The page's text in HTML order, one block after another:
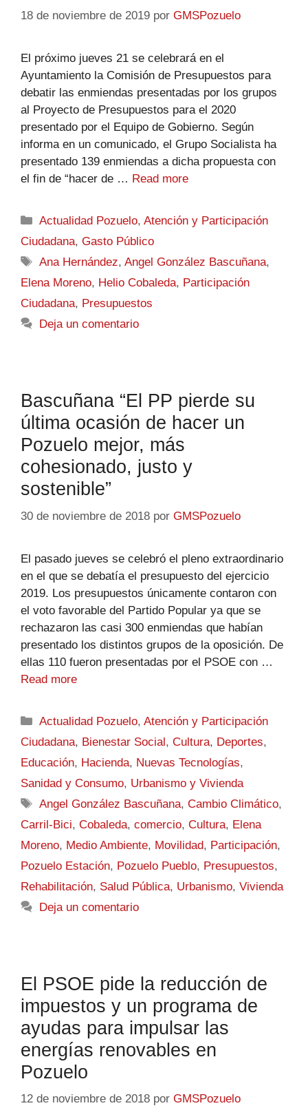
18 de noviembre de 2019 por GMSPozuelo
El próximo jueves 21 se celebrará en el
Ayuntamiento la Comisión de Presupuestos para
debatir las enmiendas presentadas por los grupos
al Proyecto de Presupuestos para el 2020
presentado por el Equipo de Gobierno. Según
informa en un comunicado, el Grupo Socialista ha
presentado 139 enmiendas a dicha propuesta con
el fin de “hacer de … Read more
Actualidad Pozuelo,Atención y Participación
Ciudadana, Gasto Público
Ana Hernández,Angel González Bascuñana,
Elena Moreno, Helio Cobaleda, Participación
Ciudadana, Presupuestos
Deja un comentario
Bascuñana “El PP pierde su
última ocasión de hacer un
Pozuelo mejor, más
cohesionado, justo y
sostenible”
30 de noviembre de 2018 por GMSPozuelo
El pasado jueves se celebró el pleno extraordinario
en el que se debatía el presupuesto del ejercicio
2019. Los presupuestos únicamente contaron con
el voto favorable del Partido Popular ya que se
rechazaron las casi 300 enmiendas que habían
presentado los distintos grupos de la oposición. De
ellas 110 fueron presentadas por el PSOE con …
Read more
Actualidad Pozuelo,Atención y Participación
Ciudadana, Bienestar Social, Cultura, Deportes,
Educación, Hacienda, Nuevas Tecnologías,
Sanidad y Consumo, Urbanismo y Vivienda
Angel González Bascuñana,Cambio Climático,
Carril-Bici, Cobaleda, comercio, Cultura, Elena
Moreno, Medio Ambiente, Movilidad, Participación,
Pozuelo Estación, Pozuelo Pueblo, Presupuestos,
Rehabilitación, Salud Pública, Urbanismo, Vivienda
Deja un comentario
El PSOE pide la reducción de
impuestos y un programa de
ayudas para impulsar las
energías renovables en
Pozuelo
12 de noviembre de 2018 por GMSPozuelo